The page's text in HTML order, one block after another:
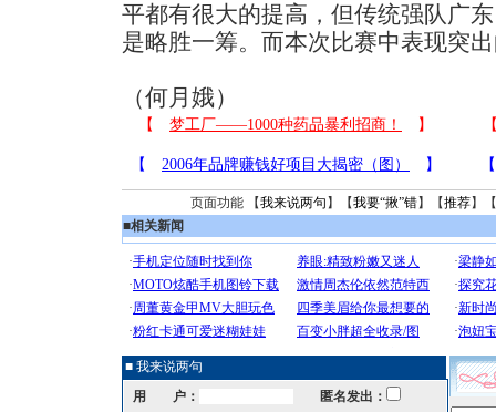
平都有很大的提高，但传统强队广
是略胜一筹。而本次比赛中表现突
（何月娥）
页面功能 【我来说两句 】【我要“揪”错】【推荐】
■相关新闻
■ 我来说两句
用 户：
匿名发出：